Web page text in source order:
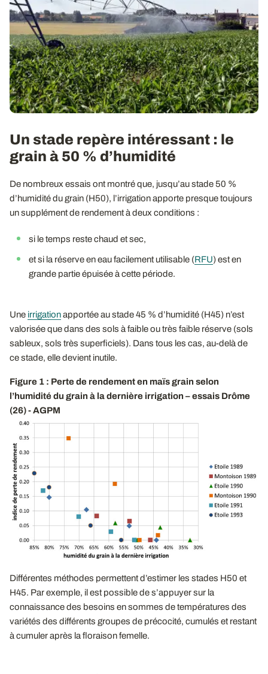
Un stade repère intéressant : le
grain à 50 % d’humidité
De nombreux essais ont montré que, jusqu’au stade 50 %
d’humidité du grain (H50), l’irrigation apporte presque toujours
un supplément de rendement à deux conditions :
si le temps reste chaud et sec,
et si la réserve en eau facilement utilisable (RFU) est en
grande partie épuisée à cette période.
Une irrigationapportée au stade 45 % d’humidité (H45) n’est
valorisée que dans des sols à faible ou très faible réserve (sols
sableux, sols très superficiels). Dans tous les cas, au-delà de
ce stade, elle devient inutile.
Figure 1 : Perte de rendement en maïs grain selon
l’humidité du grain à la dernière irrigation – essais Drôme
(26) - AGPM
Différentes méthodes permettent d’estimer les stades H50 et
H45. Par exemple, il est possible de s’appuyer sur la
connaissance des besoins en sommes de températures des
variétés des différents groupes de précocité, cumulés et restant
à cumuler après la floraison femelle.